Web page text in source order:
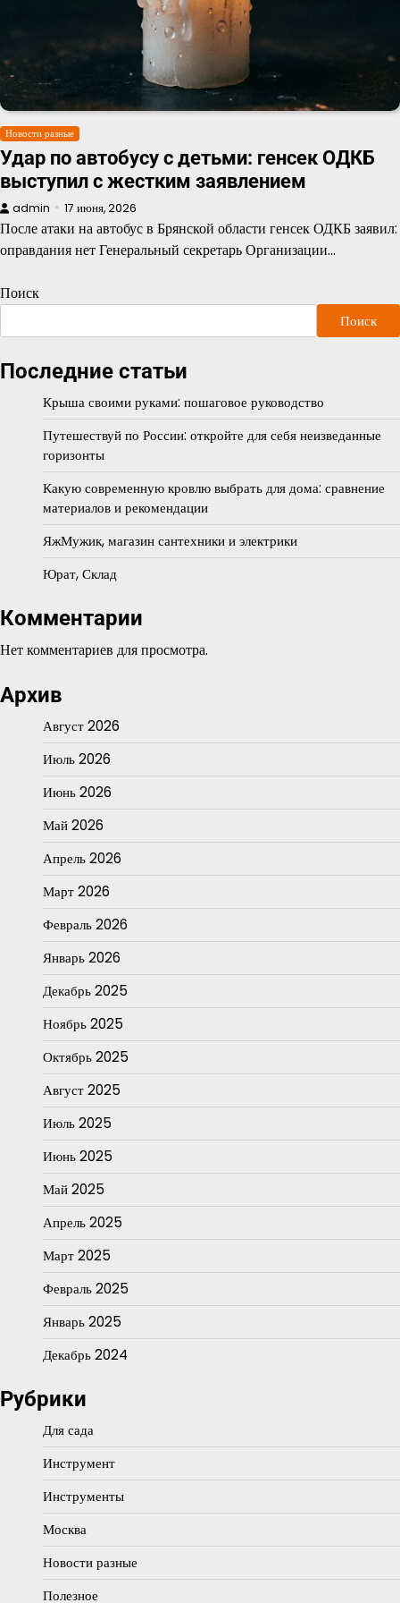
Новости разные
Удар по автобусу с детьми: генсек ОДКБ
выступил с жестким заявлением
admin 17 июня, 2026
После атаки на автобус в Брянской области генсек ОДКБ заявил:
оправдания нет Генеральный секретарь Организации…
Поиск
Поиск
Последние статьи
Крыша своими руками: пошаговое руководство
Путешествуй по России: откройте для себя неизведанные
горизонты
Какую современную кровлю выбрать для дома: сравнение
материалов и рекомендации
ЯжМужик, магазин сантехники и электрики
Юрат, Склад
Комментарии
Нет комментариев для просмотра.
Архив
Август 2026
Июль 2026
Июнь 2026
Май 2026
Апрель 2026
Март 2026
Февраль 2026
Январь 2026
Декабрь 2025
Ноябрь 2025
Октябрь 2025
Август 2025
Июль 2025
Июнь 2025
Май 2025
Апрель 2025
Март 2025
Февраль 2025
Январь 2025
Декабрь 2024
Рубрики
Для сада
Инструмент
Инструменты
Москва
Новости разные
Полезное